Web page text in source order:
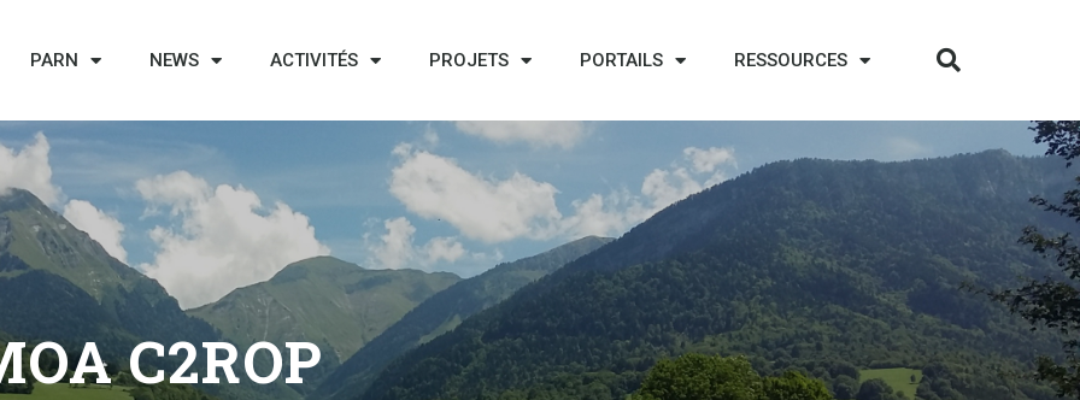
PARN NEWS ACTIVITÉS PROJETS PORTAILS RESSOURCES
C2ROP